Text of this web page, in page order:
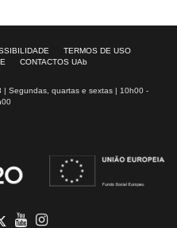
TERMOS DE USO
CONTACTOS UAb
Segundas, quartas e sextas | 10h00 -
Twitter